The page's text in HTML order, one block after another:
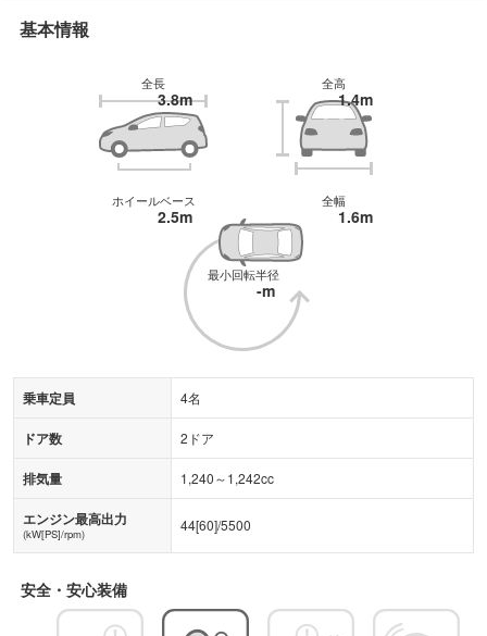
基本情報
全長
3.8m
全高
1.4m
全幅
1.6m
ホイールベース
2.5m
最小回転半径
-m
乗車定員 4名
ドア数 2ドア
排気量 1,240～1,242cc
エンジン最高出力
(kW[PS]/rpm) 44[60]/5500
安全・安心装備